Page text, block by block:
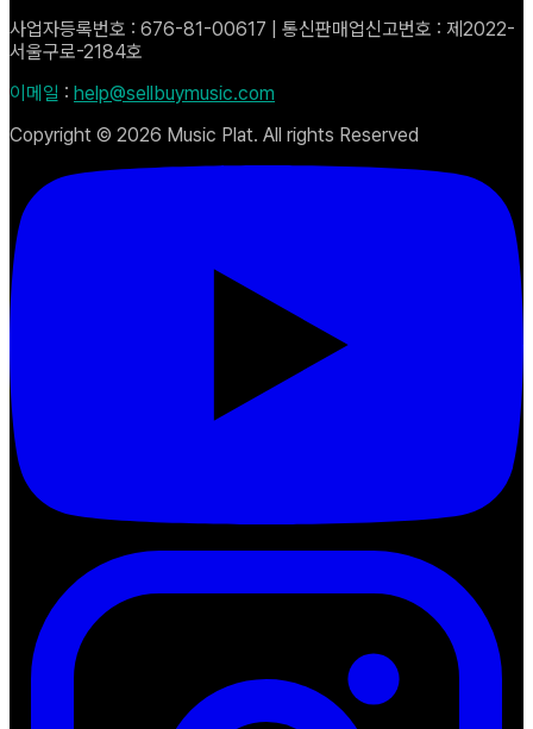
사업자등록번호 : 676-81-00617 | 통신판매업신고번호 : 제2022-
서울구로-2184호
이메일 : help@sellbuymusic.com
Copyright © 2026 Music Plat. All rights Reserved